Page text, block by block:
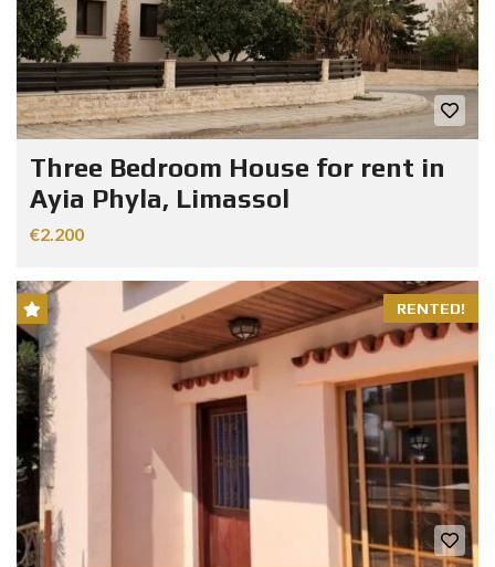
Three Bedroom House for rent in
Ayia Phyla, Limassol
€2.200
RENTED!